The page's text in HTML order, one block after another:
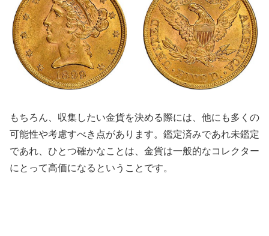
もちろん、収集したい金貨を決める際には、他にも多くの
可能性や考慮すべき点があります。鑑定済みであれ未鑑定
であれ、ひとつ確かなことは、金貨は一般的なコレクター
にとって高価になるということです。